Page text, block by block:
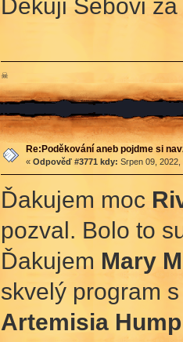
☠
Re:Poděkování aneb pojdme si
« Odpověď #3771 kdy: Srpen 09,
Ďakujem moc
pozval. Bolo to
Ďakujem Mary
skvelý program
Artemisia